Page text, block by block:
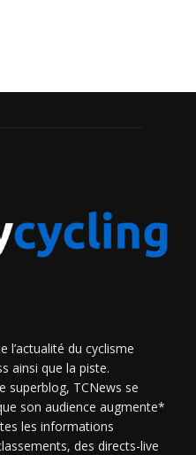
l’actualité du cyclisme
ainsi que la piste.
superblog, TCNews se
son audience augmente*
les informations
des directs-live